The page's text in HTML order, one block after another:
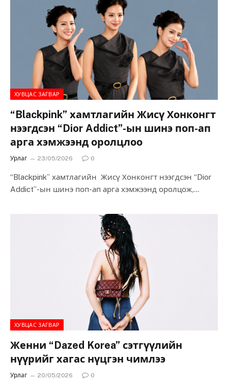
ХУВЦАС ЗАГВАР
“Blackpink” хамтлагийн Жисү Хонконгт
нээгдсэн “Dior Addict”-ын шинэ поп-ап
арга хэмжээнд оролцлоо
Урлаг 23/05/2026 0
“Blackpink” хамтлагийн Жисү Хонконгт нээгдсэн “Dior
Addict”-ын шинэ поп-ап арга хэмжээнд оролцож,
төвлөрүүллээ. “Dior Addict”-ын…
ХУВЦАС ЗАГВАР
Женни “Dazed Korea” сэтгүүлийн
нүүрийг хагас нүцгэн чимлээ
Урлаг 20/05/2026 0